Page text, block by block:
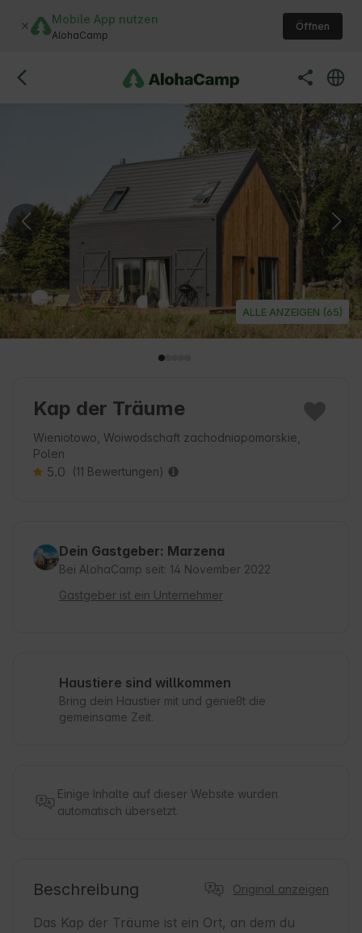
Mobile App nutzen
AlohaCamp
Öffnen
ALLE ANZEIGEN (65)
Kap der Träume
Wieniotowo, Woiwodschaft zachodniopomorskie,
Polen
5.0 (11 Bewertungen)
Dein Gastgeber: Marzena
Bei AlohaCamp seit: 14 November 2022
Gastgeber ist ein Unternehmer
Haustiere sind willkommen
Bring dein Haustier mit und genießt die
gemeinsame Zeit.
Einige Inhalte auf dieser Website wurden
automatisch übersetzt.
Beschreibung Original anzeigen
Das Kap der Träume ist ein Ort, an dem du